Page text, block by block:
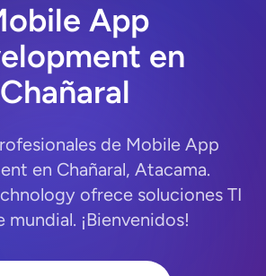
App
en
Chañaral
de Mobile App
en Chañaral, Atacama.
ofrece soluciones TI
mundial. ¡Bienvenidos!